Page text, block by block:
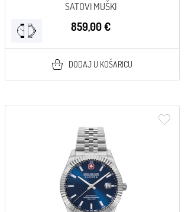
SATOVI MUŠKI
859,00 €
DODAJ U KOŠARICU